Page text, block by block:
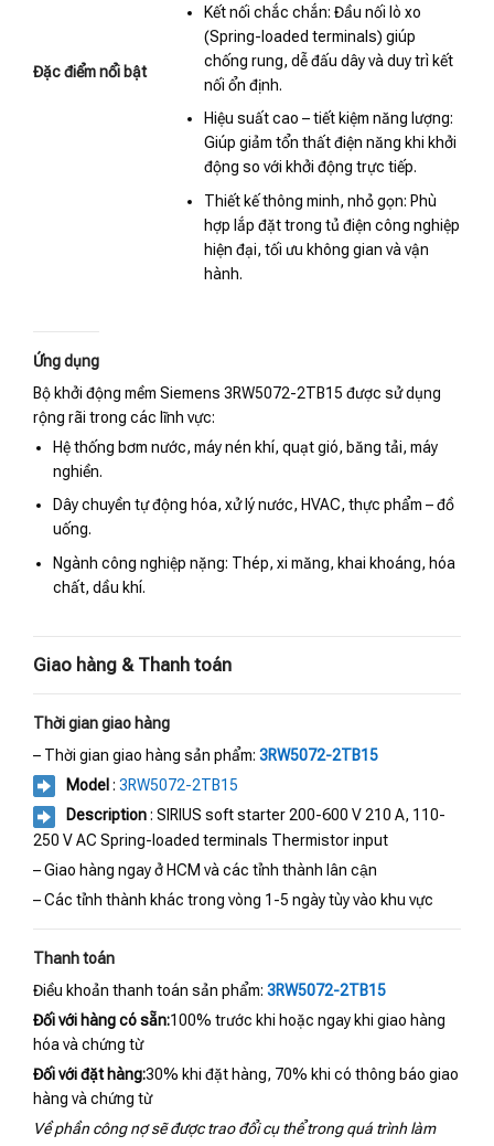
Đặc điểm nổi bật
Kết nối chắc chắn: Đầu nối lò xo
(Spring-loaded terminals) giúp
chống rung, dễ đấu dây và duy trì kết
nối ổn định.
Hiệu suất cao – tiết kiệm năng lượng:
Giúp giảm tổn thất điện năng khi khởi
động so với khởi động trực tiếp.
Thiết kế thông minh, nhỏ gọn: Phù
hợp lắp đặt trong tủ điện công nghiệp
hiện đại, tối ưu không gian và vận
hành.
Ứng dụng
Bộ khởi động mềm Siemens 3RW5072-2TB15 được sử dụng
rộng rãi trong các lĩnh vực:
Hệ thống bơm nước, máy nén khí, quạt gió, băng tải, máy
nghiền.
Dây chuyền tự động hóa, xử lý nước, HVAC, thực phẩm – đồ
uống.
Ngành công nghiệp nặng: Thép, xi măng, khai khoáng, hóa
chất, dầu khí.
Giao hàng & Thanh toán
Thời gian giao hàng
– Thời gian giao hàng sản phẩm: 3RW5072-2TB15
Model : 3RW5072-2TB15
Description: SIRIUS soft starter 200-600 V 210 A, 110-
250 V AC Spring-loaded terminals Thermistor input
– Giao hàng ngay ở HCM và các tỉnh thành lân cận
– Các tỉnh thành khác trong vòng 1-5 ngày tùy vào khu vực
Thanh toán
Điều khoản thanh toán sản phẩm: 3RW5072-2TB15
Đối với hàng có sẵn:100% trước khi hoặc ngay khi giao hàng
hóa và chứng từ
Đối với đặt hàng:30% khi đặt hàng, 70% khi có thông báo giao
hàng và chứng từ
Về phần công nợ sẽ được trao đổi cụ thể trong quá trình làm